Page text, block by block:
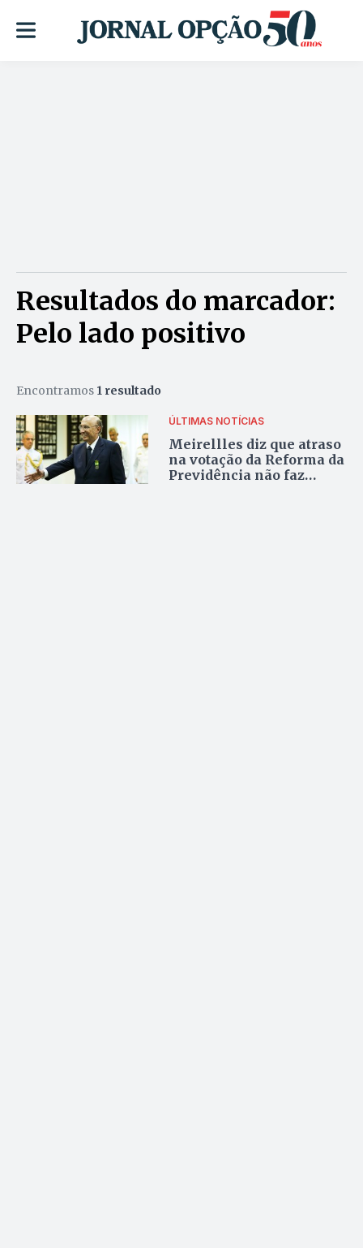
Resultados do marcador:
Pelo lado positivo
Encontramos 1 resultado
ÚLTIMAS NOTÍCIAS
Meirellles diz que atraso
na votação da Reforma da
Previdência não faz